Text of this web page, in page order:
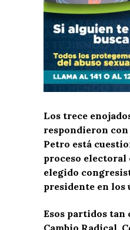
Los trece
respondieron
Petro está
proceso electoral
elegido
presidente en los
Esos partidos tan